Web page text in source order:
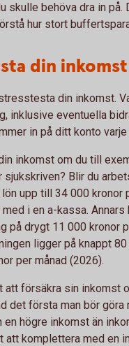
skulle behöva dra in på.
hur stort
din inkomst
din inkomst.
inklusive eventuella
in på ditt konto varje
inkomst om du till
Blir du
upp till 34 000 kronor
i en a-kassa. Annars
på drygt 11 000 kronor
ligger på knappt
per månad (2026).
att försäkra sin inkomst
det första man bör göra
en högre inkomst än
att komplettera med en